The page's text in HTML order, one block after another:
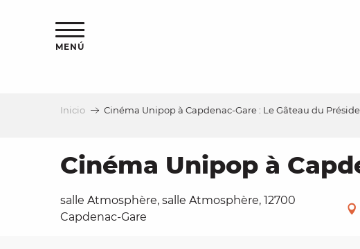
MENÚ
Inicio Cinéma Unipop à Capdenac-Gare : Le Gâteau du
Cinéma Unipop à
salle Atmosphère, salle Atmosphère, 12700
Capdenac-Gare